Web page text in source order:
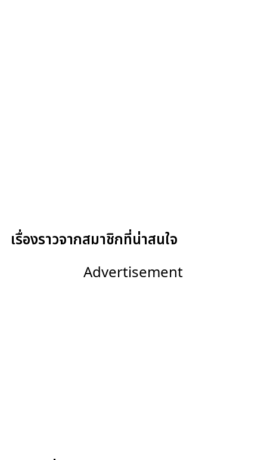
เรื่องราวจากสมาชิกที่น่าสนใจ
Advertisement